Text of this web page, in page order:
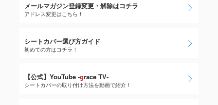
メールマガジン登録変更・解除はコチラ
アドレス変更はこちら！
シートカバー選び方ガイド
初めての方はコチラ！
【公式】YouTube -grace TV-
シートカバーの取り付け方法を動画で紹介！